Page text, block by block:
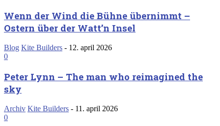
Wenn der Wind die Bühne übernimmt –
Ostern über der Watt’n Insel
Blog Kite Builders - 12. april 2026
0
Peter Lynn – The man who reimagined the
sky
Archiv Kite Builders - 11. april 2026
0